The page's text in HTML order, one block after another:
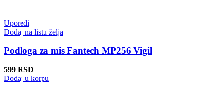
Uporedi
Dodaj na listu želja
Podloga za mis Fantech MP256 Vigil
599 RSD
Dodaj u korpu